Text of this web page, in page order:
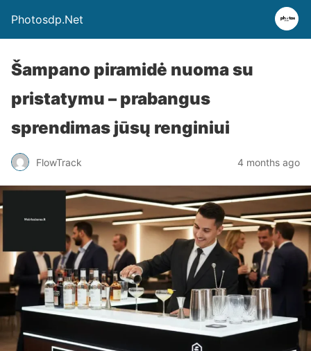
Photosdp.Net
Šampano piramidė nuoma su
pristatymu – prabangus
sprendimas jūsų renginiui
FlowTrack 4 months ago